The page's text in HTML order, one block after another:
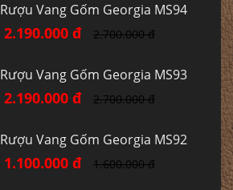
Rượu Vang Gốm Georgia MS94
2.190.000 đ 2.700.000 đ
Rượu Vang Gốm Georgia MS93
2.190.000 đ 2.700.000 đ
Rượu Vang Gốm Georgia MS92
1.100.000 đ 1.600.000 đ